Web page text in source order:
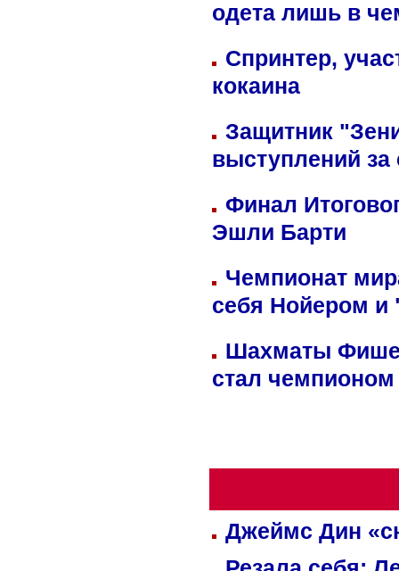
одета лишь в
Спринтер,
кокаина
Защитник
выступлений
Финал
Эшли Барти
Чемпионат
себя Нойером и
Шахматы
стал
Джеймс Дин